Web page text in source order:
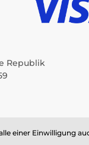
Republik
einer Einwilligung